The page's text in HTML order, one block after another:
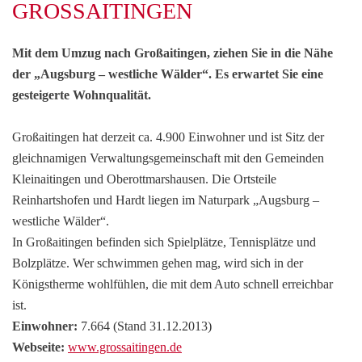
GROSSAITINGEN
Mit dem Umzug nach Großaitingen, ziehen Sie in die Nähe
der „Augsburg – westliche Wälder“. Es erwartet Sie eine
gesteigerte Wohnqualität.
Großaitingen hat derzeit ca. 4.900 Einwohner und ist Sitz der
gleichnamigen Verwaltungsgemeinschaft mit den Gemeinden
Kleinaitingen und Oberottmarshausen. Die Ortsteile
Reinhartshofen und Hardt liegen im Naturpark „Augsburg –
westliche Wälder“.
In Großaitingen befinden sich Spielplätze, Tennisplätze und
Bolzplätze. Wer schwimmen gehen mag, wird sich in der
Königstherme wohlfühlen, die mit dem Auto schnell erreichbar
ist.
Einwohner: 7.664 (Stand 31.12.2013)
Webseite: www.grossaitingen.de